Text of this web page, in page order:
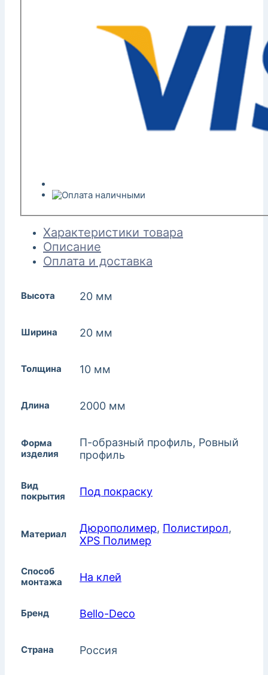
Характеристики товара
Описание
Оплата и доставка
Высота 20 мм
Ширина 20 мм
Толщина 10 мм
Длина 2000 мм
Форма
изделия
П-образный профиль, Ровный
профиль
Вид
покрытия
Под покраску
Материал Дюрополимер, Полистирол,
XPS Полимер
Способ
монтажа
На клей
Бренд Bello-Decо
Страна Россия